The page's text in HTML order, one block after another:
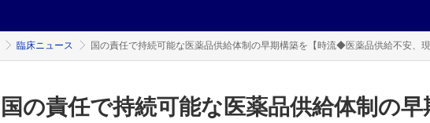
臨床ニュース 国の責任で持続可能な医薬品供給体制の早期構築を【時流◆医薬品供給不安、現
国の責任で持続可能な医薬品供給体制の早